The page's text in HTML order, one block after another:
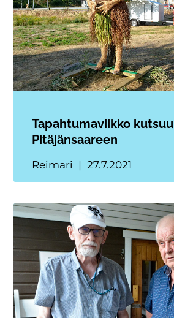
Tapahtumaviikko kutsuu
Pitäjänsaareen
Reimari 27.7.2021